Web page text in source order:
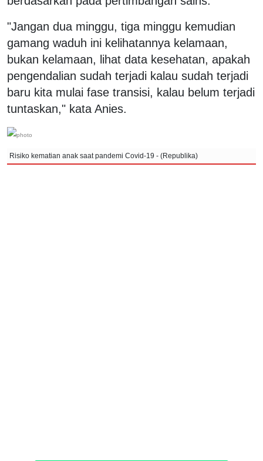
"Jangan dua minggu, tiga minggu kemudian
gamang waduh ini kelihatannya kelamaan,
bukan kelamaan, lihat data kesehatan, apakah
pengendalian sudah terjadi kalau sudah terjadi
baru kita mulai fase transisi, kalau belum terjadi
tuntaskan," kata Anies.
Risiko kematian anak saat pandemi Covid-19 - (Republika)